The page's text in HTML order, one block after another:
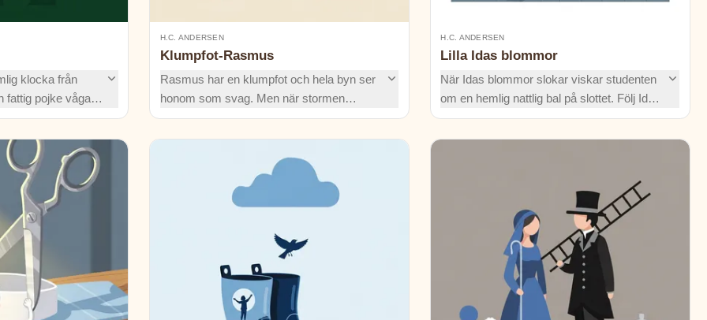
klocka från
fattig pojke vågar
något större
H.C. ANDERSEN
Klumpfot-Rasmus
Rasmus har en klumpfot och hela byn ser
honom som svag. Men när stormen
kommer, visar han ett oväntat mod som
räddar liv. En tidlös saga om styrka,
vänskap och att höra hemma.
H.C. ANDERSEN
Lilla Idas blommor
När Idas blommor slokar viskar studenten
om en hemlig nattlig bal på slottet. Följ Ida
genom dröm, dans och en liten begravning
– och upptäck hur våren återväcker